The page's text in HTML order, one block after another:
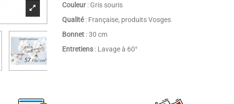
Couleur : Gris souris
Qualité: Française, produits Vosges
Bonnet : 30 cm
Entretiens: Lavage à 60°